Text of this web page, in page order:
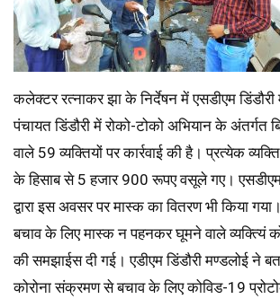
कलेक्टर रत्नाकर झा के निर्देषन में एसडीएम
पंचायत डिंडौरी में रोको-टोको अभियान के अंतर्गत
वाले 59 व्यक्तियों पर कार्रवाई की है। प्रत्येक
के हिसाब से 5 हजार 900 रूपए वसूले गए। एसडीएम
द्वारा इस अवसर पर मास्क का वितरण भी किया
बचाव के लिए मास्क न पहनकर घूमने वाले व्यक्त्यिं
की समझाईस दी गई। एडीएम डिंडौरी मण्डलोई ने
कोरोना संक्रमण से बचाव के लिए कोविड-19